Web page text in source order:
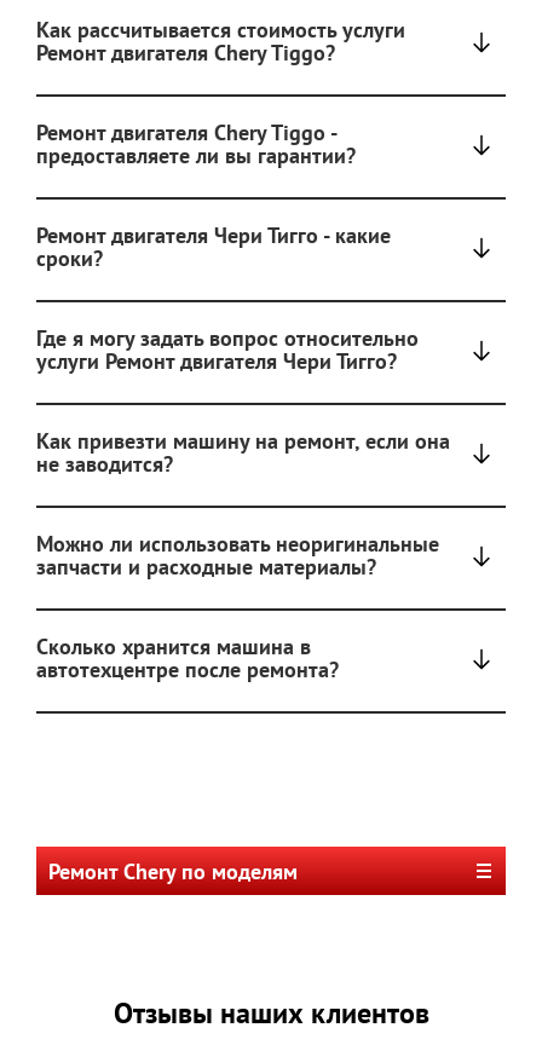
Как рассчитывается стоимость услуги
Ремонт двигателя Chery Tiggo?
Ремонт двигателя Chery Tiggo -
предоставляете ли вы гарантии?
Ремонт двигателя Чери Тигго - какие
сроки?
Где я могу задать вопрос относительно
услуги Ремонт двигателя Чери Тигго?
Как привезти машину на ремонт, если она
не заводится?
Можно ли использовать неоригинальные
запчасти и расходные материалы?
Сколько хранится машина в
автотехцентре после ремонта?
Ремонт Chery по моделям
Отзывы наших клиентов